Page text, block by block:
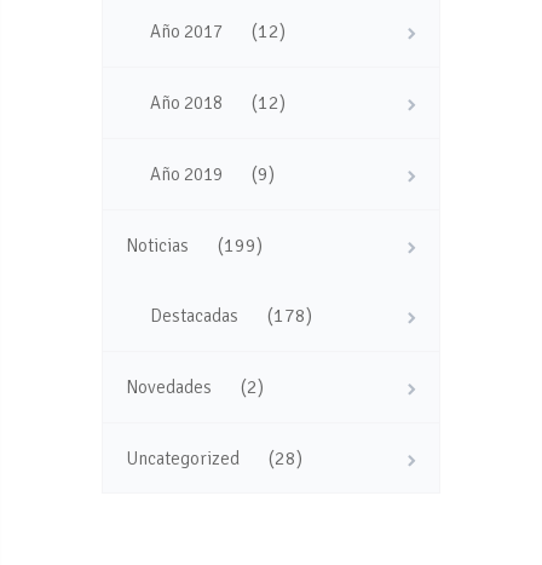
Año 2017 (12)
Año 2018 (12)
Año 2019 (9)
Noticias (199)
Destacadas (178)
Novedades (2)
Uncategorized (28)